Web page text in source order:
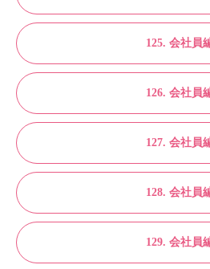
125. 会社員
126. 会社員
127. 会社員
128. 会社員
129. 会社員